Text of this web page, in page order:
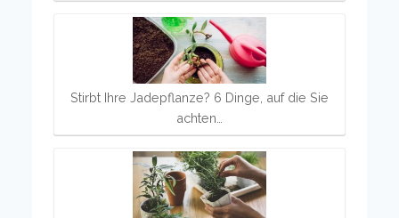
Stirbt Ihre Jadepflanze? 6 Dinge, auf die Sie
achten…